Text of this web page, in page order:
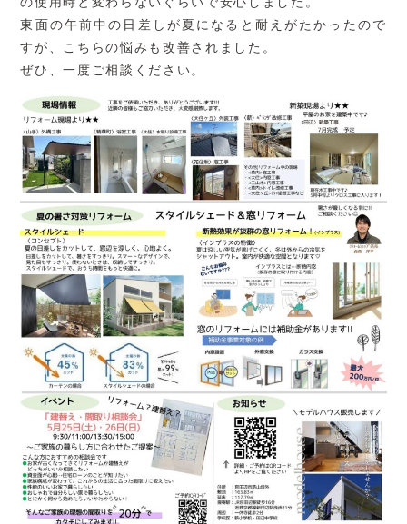
東面の午前中の日差しが夏になると耐えがたかったので
すが、こちらの悩みも改善されました。
ぜひ、一度ご相談ください。